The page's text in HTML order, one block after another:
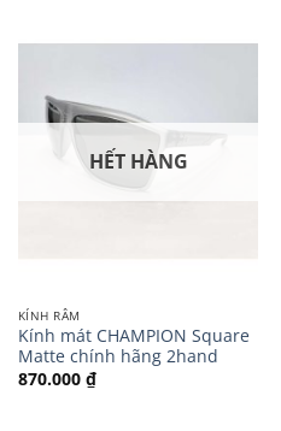
HẾT HÀNG
KÍNH RÂM
Kính mát CHAMPION Square
Matte chính hãng 2hand
870.000 ₫